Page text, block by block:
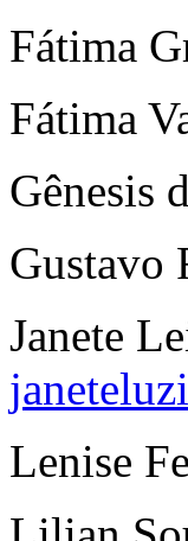
Fátima
Fátima
Gênesis
Gustavo
Janete
Lenise